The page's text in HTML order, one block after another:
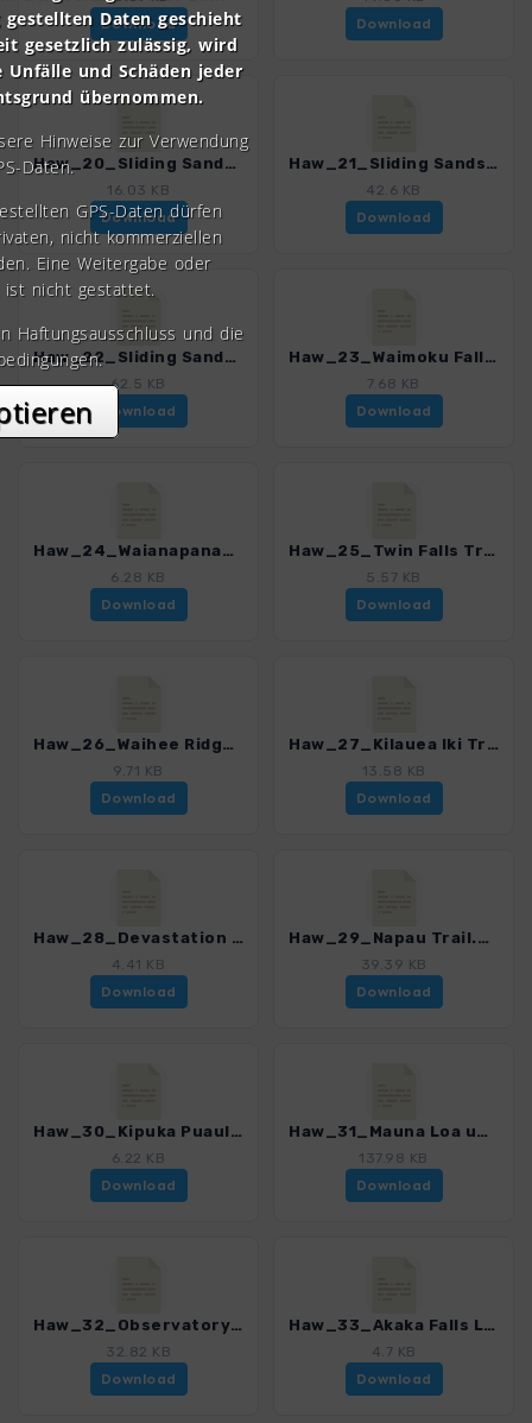
Download
Download
Haw_20_Sliding Sands Trail.gpx
16.03 KB
Download
Haw_21_Sliding Sands und Halemauu Trail.gpx
42.6 KB
Download
Haw_22_Sliding Sands und Kaupo Trail.gpx
62.5 KB
Download
Haw_23_Waimoku Falls Trail.gpx
7.68 KB
Download
Haw_24_Waianapanapa Coastal Trail.gpx
6.28 KB
Download
Haw_25_Twin Falls Trail.gpx
5.57 KB
Download
Haw_26_Waihee Ridge Trail.gpx
9.71 KB
Download
Haw_27_Kilauea Iki Trail.gpx
13.58 KB
Download
Haw_28_Devastation Trail.gpx
4.41 KB
Download
Haw_29_Napau Trail.gpx
39.39 KB
Download
Haw_30_Kipuka Puaulu Loop Trail.gpx
6.22 KB
Download
Haw_31_Mauna Loa und Summit Trail.gpx
137.98 KB
Download
Haw_32_Observatory und Summit Trail.gpx
32.82 KB
Download
Haw_33_Akaka Falls Loop Trail.gpx
4.7 KB
Download
Daten geschieht
gesetzlich zulässig, wird
und Schäden jeder
übernommen.
Hinweise zur Verwendung
Daten.
GPS-Daten dürfen
nicht kommerziellen
Eine Weitergabe oder
ist nicht gestattet.
Haftungsausschluss und die